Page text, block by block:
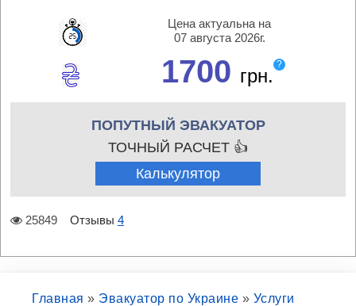
Цена актуальна на
07 августа 2026г.
1700 грн.
?
ПОПУТНЫЙ ЭВАКУАТОР
ТОЧНЫЙ РАСЧЕТ 👍
Калькулятор
25849 Отзывы 4
Главная » Эвакуатор по Украине » Услуги